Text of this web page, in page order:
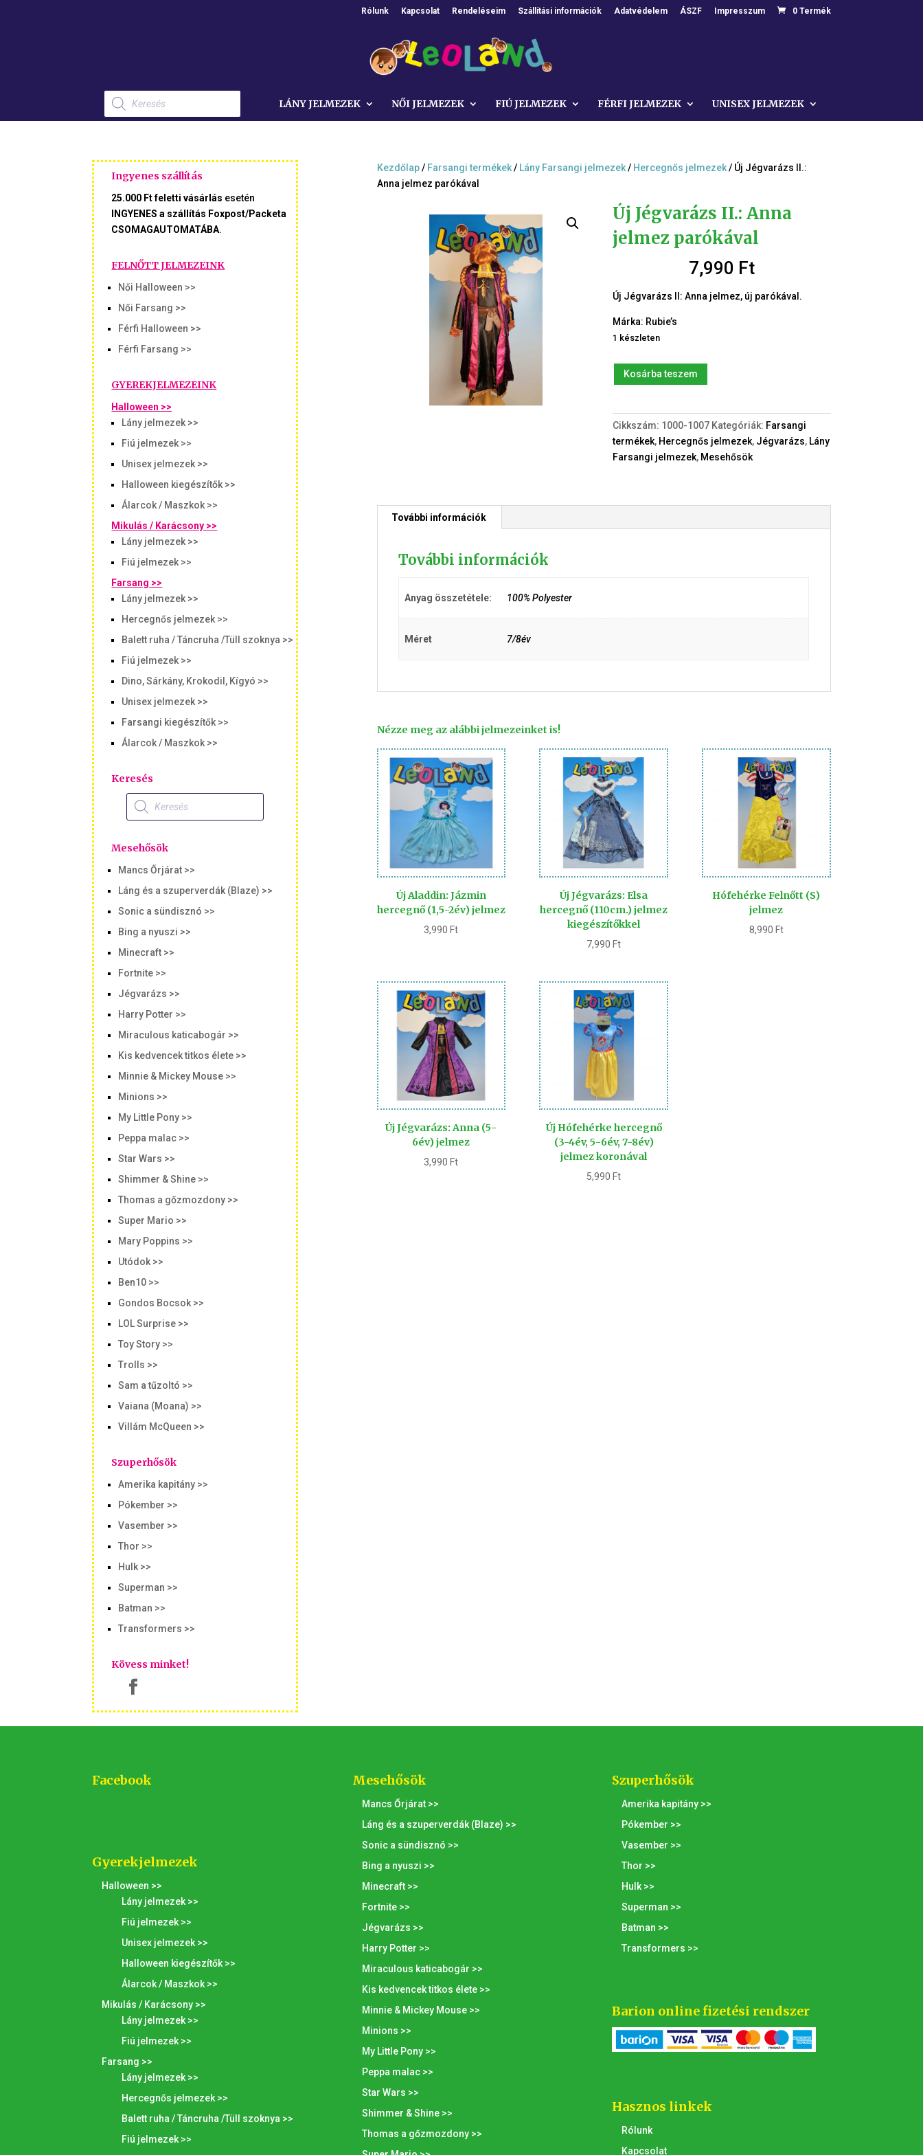
Rólunk Kapcsolat Rendeléseim Szállítási információk Adatvédelem ÁSZF Impresszum 0 Termék
Products
search LÁNY JELMEZEK NŐI JELMEZEK FIÚ JELMEZEK FÉRFI JELMEZEK UNISEX JELMEZEK
Kezdőlap/ Farsangi termékek/ Lány Farsangi jelmezek/ Hercegnős jelmezek/ Új Jégvarázs II.:
Anna jelmez parókával
Új Jégvarázs II.: Anna
jelmez parókával
7,990 Ft
Új Jégvarázs II: Anna jelmez, új parókával.
Márka: Rubie’s
1 készleten
Jégvarázs
Anna
jelmez
parókával
mennyiség
Kosárba teszem
Cikkszám: 1000-1007 Kategóriák: Farsangi
termékek, Hercegnős jelmezek, Jégvarázs, Lány
Farsangi jelmezek, Mesehősök
További információk
További információk
Anyag összetétele: 100% Polyester
Méret 7/8év
Nézze meg az alábbi jelmezeinket is!
Új Aladdin: Jázmin
hercegnő (1,5-2év) jelmez
3,990 Ft
Új Jégvarázs: Elsa
hercegnő (110cm.) jelmez
kiegészítőkkel
7,990 Ft
Hófehérke Felnőtt (S)
jelmez
8,990 Ft
Új Jégvarázs: Anna (5-
6év) jelmez
3,990 Ft
Új Hófehérke hercegnő
(3-4év, 5-6év, 7-8év)
jelmez koronával
5,990 Ft
Ingyenes szállítás
25.000 Ft feletti vásárlás esetén
INGYENES a szállítás Foxpost/Packeta
CSOMAGAUTOMATÁBA.
FELNŐTT JELMEZEINK
Női Halloween >>
Női Farsang >>
Férfi Halloween >>
Férfi Farsang >>
GYEREKJELMEZEINK
Halloween >>
Lány jelmezek >>
Fiú jelmezek >>
Unisex jelmezek >>
Halloween kiegészítők >>
Álarcok / Maszkok >>
Mikulás / Karácsony >>
Lány jelmezek >>
Fiú jelmezek >>
Farsang >>
Lány jelmezek >>
Hercegnős jelmezek >>
Balett ruha / Táncruha /Tüll szoknya >>
Fiú jelmezek >>
Dino, Sárkány, Krokodil, Kígyó >>
Unisex jelmezek >>
Farsangi kiegészítők >>
Álarcok / Maszkok >>
Keresés
Products
search
Mesehősök
Mancs Őrjárat >>
Láng és a szuperverdák (Blaze) >>
Sonic a sündisznó >>
Bing a nyuszi >>
Minecraft >>
Fortnite >>
Jégvarázs >>
Harry Potter >>
Miraculous katicabogár >>
Kis kedvencek titkos élete >>
Minnie & Mickey Mouse >>
Minions >>
My Little Pony >>
Peppa malac >>
Star Wars >>
Shimmer & Shine >>
Thomas a gőzmozdony >>
Super Mario >>
Mary Poppins >>
Utódok >>
Ben10 >>
Gondos Bocsok >>
LOL Surprise >>
Toy Story >>
Trolls >>
Sam a tűzoltó >>
Vaiana (Moana) >>
Villám McQueen >>
Szuperhősök
Amerika kapitány >>
Pókember >>
Vasember >>
Thor >>
Hulk >>
Superman >>
Batman >>
Transformers >>
Kövess minket!
Facebook
Gyerekjelmezek
Halloween >>
Lány jelmezek >>
Fiú jelmezek >>
Unisex jelmezek >>
Halloween kiegészítők >>
Álarcok / Maszkok >>
Mikulás / Karácsony >>
Lány jelmezek >>
Fiú jelmezek >>
Farsang >>
Lány jelmezek >>
Hercegnős jelmezek >>
Balett ruha / Táncruha /Tüll szoknya >>
Fiú jelmezek >>
Mesehősök
Mancs Őrjárat >>
Láng és a szuperverdák (Blaze) >>
Sonic a sündisznó >>
Bing a nyuszi >>
Minecraft >>
Fortnite >>
Jégvarázs >>
Harry Potter >>
Miraculous katicabogár >>
Kis kedvencek titkos élete >>
Minnie & Mickey Mouse >>
Minions >>
My Little Pony >>
Peppa malac >>
Star Wars >>
Shimmer & Shine >>
Thomas a gőzmozdony >>
Szuperhősök
Amerika kapitány >>
Pókember >>
Vasember >>
Thor >>
Hulk >>
Superman >>
Batman >>
Transformers >>
Barion online fizetési rendszer
Hasznos linkek
Rólunk
Kapcsolat